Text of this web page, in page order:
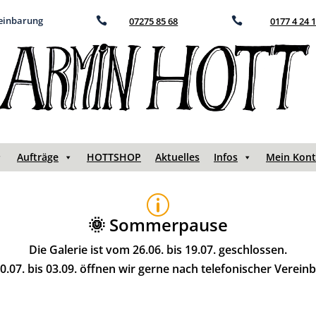
 07275 85 68  0177 4 24
Aufträge HOTTSHOP Aktuelles Infos Mein
p
🌞 Sommerpause
Die Galerie ist vom 26.06. bis 19.07. geschlossen.
bis 03.09. öffnen wir gerne nach telefonischer